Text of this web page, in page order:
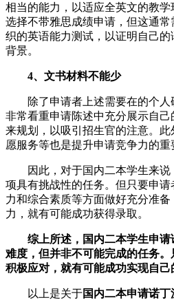
相当的能力，以适应全英文的教
选择不带雅思成绩申请，但这通
织的英语能力测试，以证明自己
背景。
4、文书材料不能少
除了申请者上述需要在的个人
非常看重申请陈述中充分展示自
来规划，以吸引招生官的注意。
愿服务等也是提升申请竞争力的重
因此，对于国内二本学生来说
项具有挑战性的任务。但只要申
力和综合素质等方面做好充分准
力，就有可能成功获得录取。
综上所述，国内二本学生申
难度，但并非不可能完成的任务。
积极应对，就有可能成功实现自己
以上是关于国内二本申请诺